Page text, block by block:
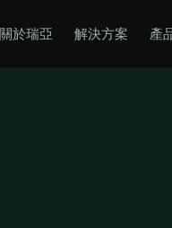
關於瑞亞 解決方案 產